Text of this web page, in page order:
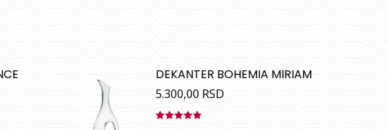
DEKANTER BOHEMIA MIRIAM
5.300,00 RSD